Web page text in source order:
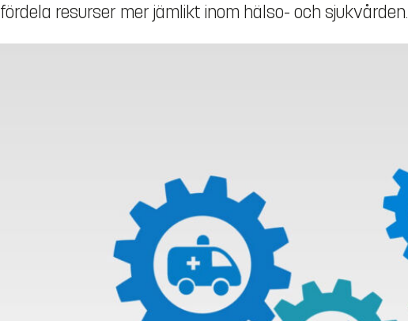
fördela resurser mer jämlikt inom hälso- och sjukvården.